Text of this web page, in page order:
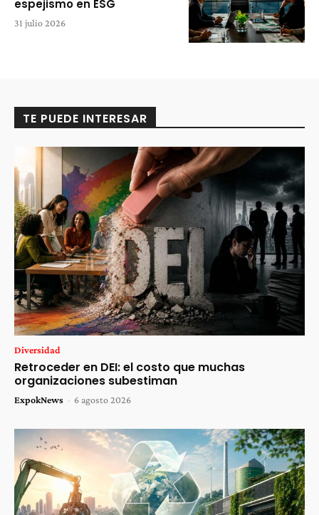
espejismo en ESG
31 julio 2026
TE PUEDE INTERESAR
Diversidad
Retroceder en DEI: el costo que muchas
organizaciones subestiman
ExpokNews - 6 agosto 2026